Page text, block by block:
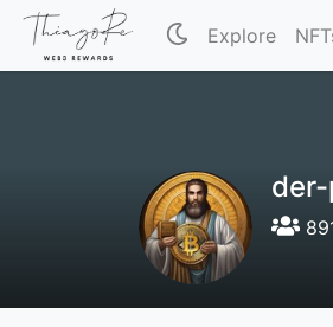
Explore